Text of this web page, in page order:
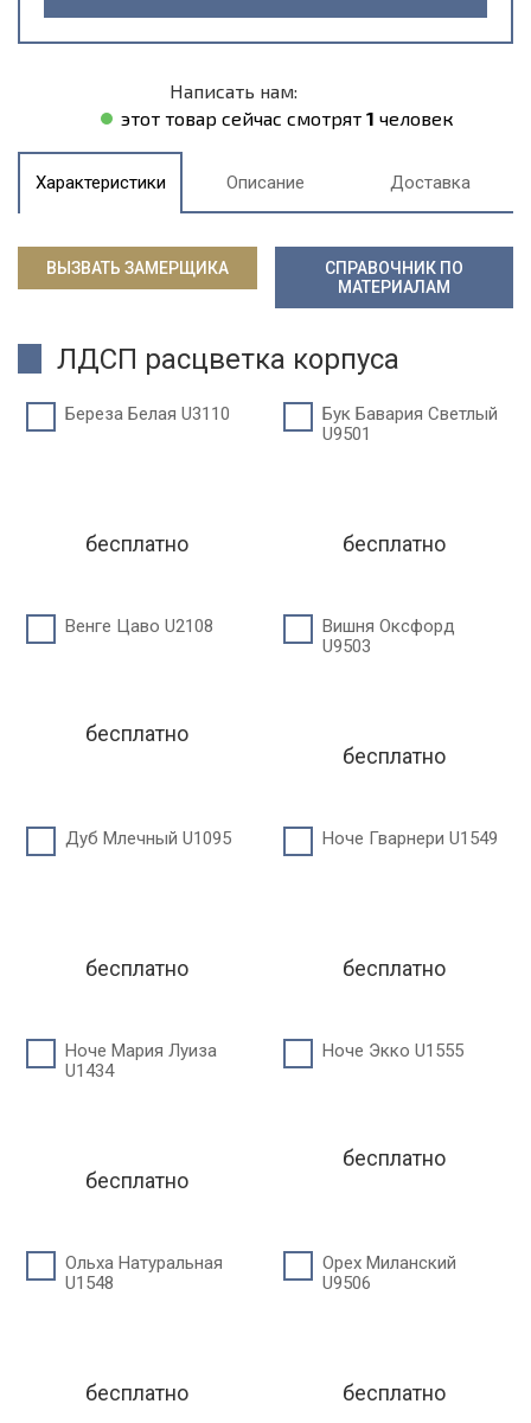
Написать нам:
этот товар сейчас смотрят 1 человек
Характеристики Описание Доставка
ВЫЗВАТЬ ЗАМЕРЩИКА
СПРАВОЧНИК ПО
МАТЕРИАЛАМ
ЛДСП расцветка корпуса
Береза Белая U3110
бесплатно
Бук Бавария Светлый
U9501
бесплатно
Венге Цаво U2108
бесплатно
Вишня Оксфорд
U9503
бесплатно
Дуб Млечный U1095
бесплатно
Ноче Гварнери U1549
бесплатно
Ноче Мария Луиза
U1434
бесплатно
Ноче Экко U1555
бесплатно
Ольха Натуральная
U1548
бесплатно
Орех Миланский
U9506
бесплатно